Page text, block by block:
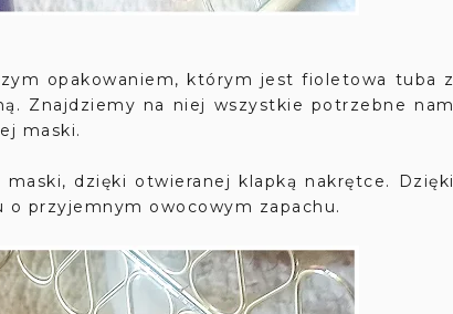
opakowaniem, którym jest fioletowa tuba z
Znajdziemy na niej wszystkie potrzebne nam
maski.
dzięki otwieranej klapką nakrętce. Dzięki
przyjemnym owocowym zapachu.